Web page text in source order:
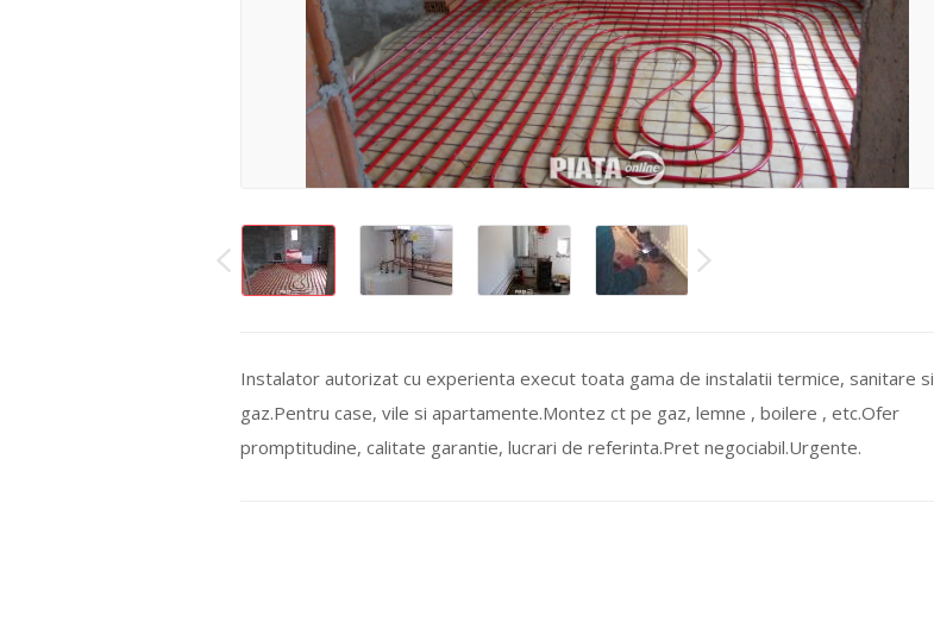
Instalator autorizat cu experienta execut toata gama de instalatii termice, sanitare si
gaz.Pentru case, vile si apartamente.Montez ct pe gaz, lemne , boilere , etc.Ofer
promptitudine, calitate garantie, lucrari de referinta.Pret negociabil.Urgente.